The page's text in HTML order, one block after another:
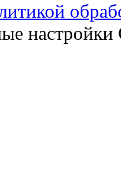
настройки